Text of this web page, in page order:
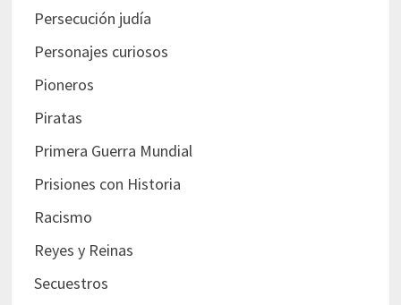
Persecución judía
Personajes curiosos
Pioneros
Piratas
Primera Guerra Mundial
Prisiones con Historia
Racismo
Reyes y Reinas
Secuestros